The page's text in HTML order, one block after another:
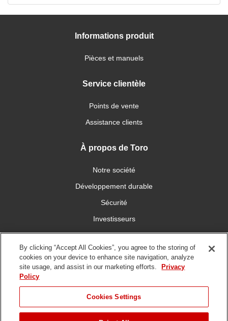
Informations produit
Pièces et manuels
Service clientèle
Points de vente
Assistance clients
À propos de Toro
Notre société
Développement durable
Sécurité
Investisseurs
Carrières
Connectez-vous avec nous
By clicking “Accept All Cookies”, you agree to the storing of
cookies on your device to enhance site navigation, analyze
site usage, and assist in our marketing efforts.
Privacy
Policy
Cookies Settings